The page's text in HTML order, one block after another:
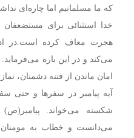
که ما مسلمانیم اما چاره‌ای
خدا استثنائی برای مستضعفان
هجرت معاف کرده است. در
می‌کند و در این باره
امان ماندن از فتنه دشمنان،
آیه پیامبر در سفرها و حتی
شکسته می‌خواند.
می‌دانست و خطاب به مومنان